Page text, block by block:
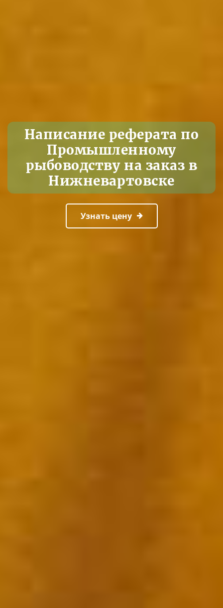
Написание реферата по
Промышленному
рыбоводству на заказ в
Нижневартовске
Узнать цену